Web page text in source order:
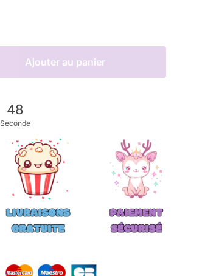
Ajouter au panier
47
Seconde